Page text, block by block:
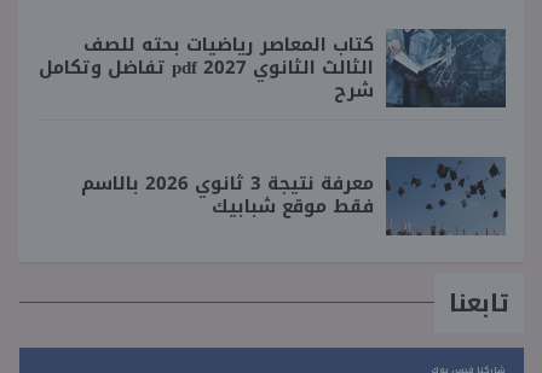
كتاب المعاصر رياضيات بحته للصف
الثالث الثانوي 2027 pdf تفاضل وتكامل
شرح
معرفة نتيجة 3 ثانوي 2026 بالاسم
فقط موقع شبابيك
تابعنا
شاركنا فيس بوك